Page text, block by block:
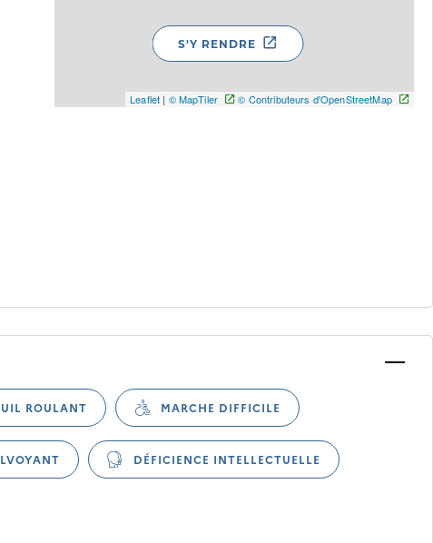
Leaflet | © MapTiler © Contributeurs d'OpenStreetMap
S'Y RENDRE
pour afficher les informations d'accessibilité associées
ROULANT MARCHE DIFFICILE
DÉFICIENCE INTELLECTUELLE